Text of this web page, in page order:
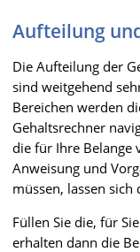
Aufteilung
Die Aufteilung der
sind weitgehend
Bereichen werden
Gehaltsrechner
die für Ihre Belange
Anweisung und
müssen, lassen sich
Füllen Sie die, für
erhalten dann die